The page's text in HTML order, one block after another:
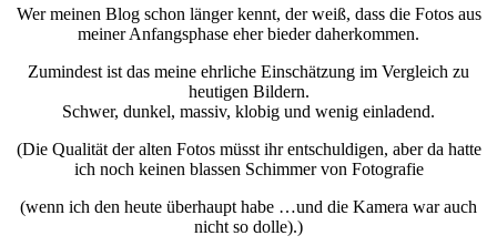
Wer meinen Blog schon länger kennt, der weiß, dass die Fotos aus
meiner Anfangsphase eher bieder daherkommen.
Zumindest ist das meine ehrliche Einschätzung im Vergleich zu
heutigen Bildern.
Schwer, dunkel, massiv, klobig und wenig einladend.
(Die Qualität der alten Fotos müsst ihr entschuldigen, aber da hatte
ich noch keinen blassen Schimmer von Fotografie
(wenn ich den heute überhaupt habe …und die Kamera war auch
nicht so dolle).)